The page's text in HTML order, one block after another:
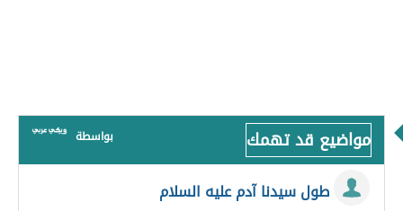
مواضيع قد تهمك بواسطة
طول سيدنا آدم عليه السلام